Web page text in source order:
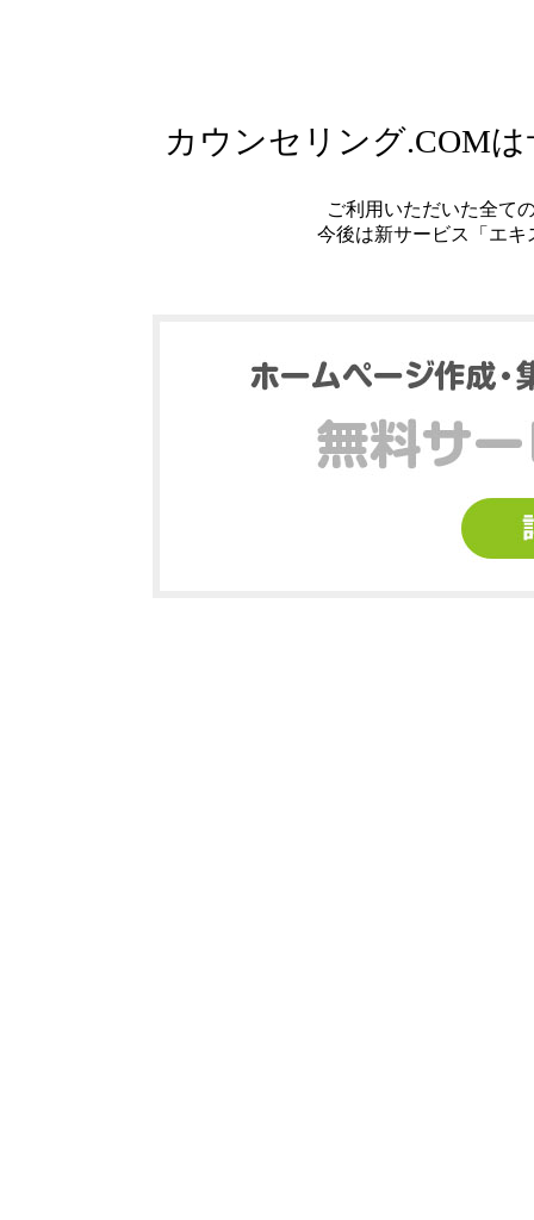
カウンセリング.COM
ご利用いただいた全て
今後は新サービス「エ